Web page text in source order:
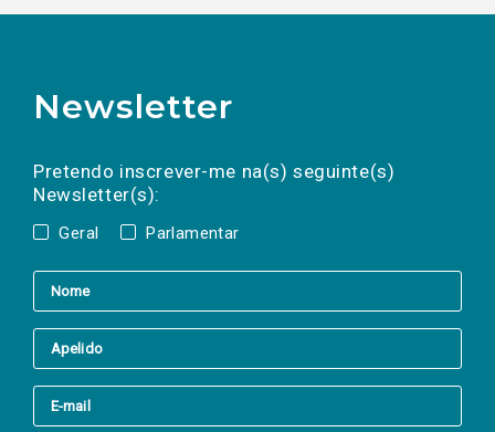
Newsletter
Pretendo inscrever-me na(s) seguinte(s)
Newsletter(s):
Geral Parlamentar
a(s) newsletter(s).
mail